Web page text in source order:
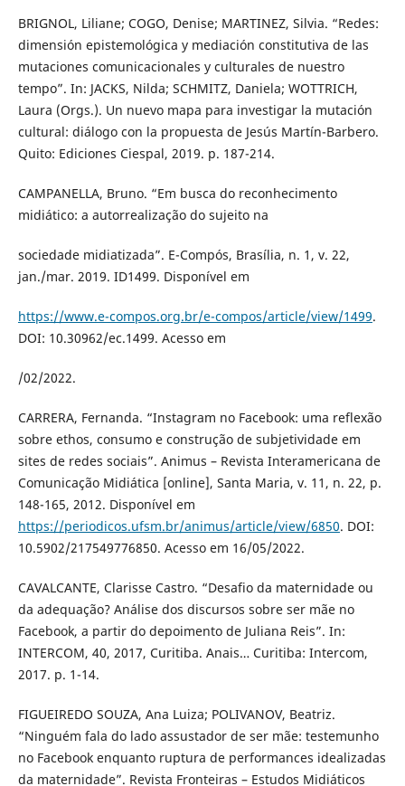
BRIGNOL, Liliane; COGO, Denise; MARTINEZ, Silvia. “Redes:
dimensión epistemológica y mediación constitutiva de las
mutaciones comunicacionales y culturales de nuestro
tempo”. In: JACKS, Nilda; SCHMITZ, Daniela; WOTTRICH,
Laura (Orgs.). Un nuevo mapa para investigar la mutación
cultural: diálogo con la propuesta de Jesús Martín-Barbero.
Quito: Ediciones Ciespal, 2019. p. 187-214.
CAMPANELLA, Bruno. “Em busca do reconhecimento
midiático: a autorrealização do sujeito na
sociedade midiatizada”. E-Compós, Brasília, n. 1, v. 22,
jan./mar. 2019. ID1499. Disponível em
https://www.e-compos.org.br/e-compos/article/view/1499.
DOI: 10.30962/ec.1499. Acesso em
/02/2022.
CARRERA, Fernanda. “Instagram no Facebook: uma reflexão
sobre ethos, consumo e construção de subjetividade em
sites de redes sociais”. Animus – Revista Interamericana de
Comunicação Midiática [online], Santa Maria, v. 11, n. 22, p.
148-165, 2012. Disponível em
https://periodicos.ufsm.br/animus/article/view/6850. DOI:
10.5902/217549776850. Acesso em 16/05/2022.
CAVALCANTE, Clarisse Castro. “Desafio da maternidade ou
da adequação? Análise dos discursos sobre ser mãe no
Facebook, a partir do depoimento de Juliana Reis”. In:
INTERCOM, 40, 2017, Curitiba. Anais… Curitiba: Intercom,
2017. p. 1-14.
FIGUEIREDO SOUZA, Ana Luiza; POLIVANOV, Beatriz.
“Ninguém fala do lado assustador de ser mãe: testemunho
no Facebook enquanto ruptura de performances idealizadas
da maternidade”. Revista Fronteiras – Estudos Midiáticos